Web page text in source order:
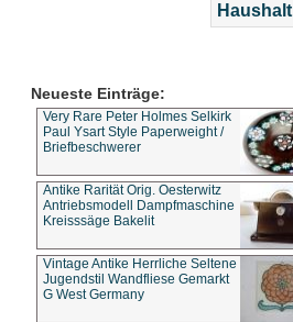
Haushalt
Neueste Einträge:
Very Rare Peter Holmes Selkirk
Paul Ysart Style Paperweight /
Briefbeschwerer
Antike Rarität Orig. Oesterwitz
Antriebsmodell Dampfmaschine
Kreisssäge Bakelit
Vintage Antike Herrliche Seltene
Jugendstil Wandfliese Gemarkt
G West Germany